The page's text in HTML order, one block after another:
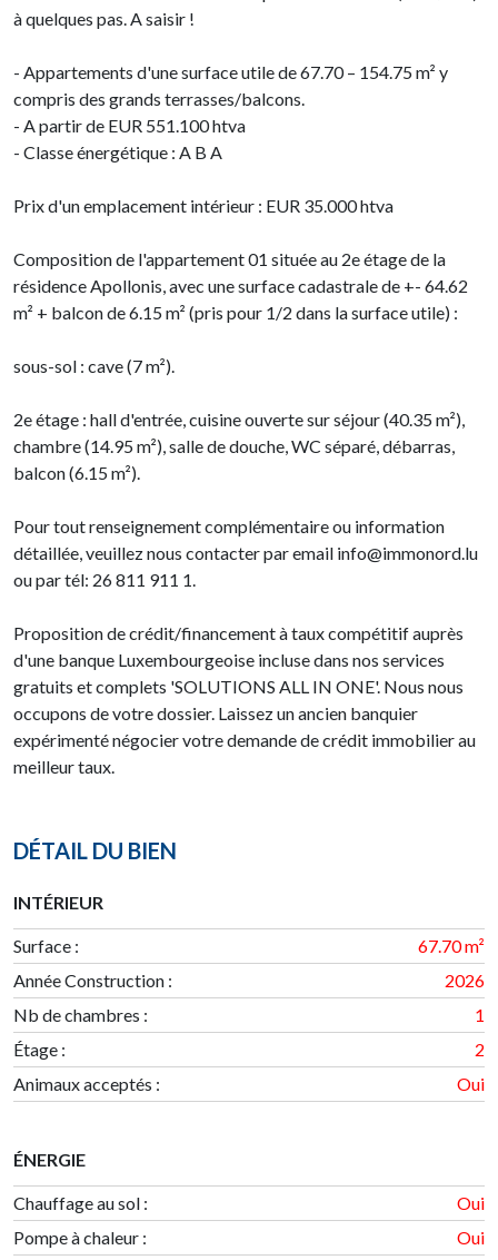
à quelques pas. A saisir !
- Appartements d'une surface utile de 67.70 – 154.75 m² y
compris des grands terrasses/balcons.
- A partir de EUR 551.100 htva
- Classe énergétique : A B A
Prix d'un emplacement intérieur : EUR 35.000 htva
Composition de l'appartement 01 située au 2e étage de la
résidence Apollonis, avec une surface cadastrale de +- 64.62
m² + balcon de 6.15 m² (pris pour 1/2 dans la surface utile) :
sous-sol : cave (7 m²).
2e étage : hall d'entrée, cuisine ouverte sur séjour (40.35 m²),
chambre (14.95 m²), salle de douche, WC séparé, débarras,
balcon (6.15 m²).
Pour tout renseignement complémentaire ou information
détaillée, veuillez nous contacter par email info@immonord.lu
ou par tél: 26 811 911 1.
Proposition de crédit/financement à taux compétitif auprès
d'une banque Luxembourgeoise incluse dans nos services
gratuits et complets 'SOLUTIONS ALL IN ONE'. Nous nous
occupons de votre dossier. Laissez un ancien banquier
expérimenté négocier votre demande de crédit immobilier au
meilleur taux.
DÉTAIL DU BIEN
INTÉRIEUR
Surface :
67.70 m²
Année Construction :
2026
Nb de chambres :
1
Étage :
2
Animaux acceptés :
Oui
ÉNERGIE
Chauffage au sol :
Oui
Pompe à chaleur :
Oui